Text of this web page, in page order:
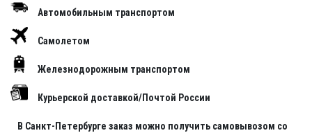
Автомобильным транспортом
Самолетом
Железнодорожным транспортом
Курьерской доставкой/Почтой России
В Санкт-Петербурге заказ можно получить самовывозом со